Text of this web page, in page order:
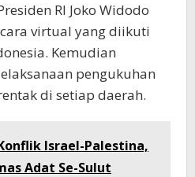
RI Joko Widodo
virtual yang diikuti
Kemudian
pengukuhan
di setiap daerah.
Israel-Palestina,
Adat Se-Sulut